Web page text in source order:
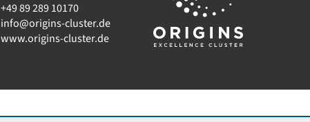
+49 89 289 10170
info@origins-cluster.de
www.origins-cluster.de